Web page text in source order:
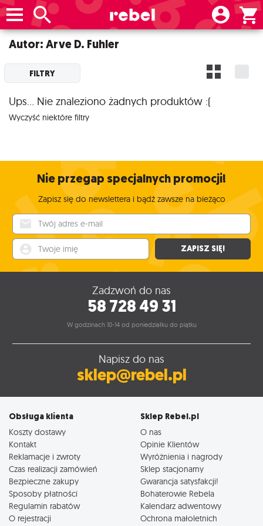
Autor: Arve D. Fuhler
FILTRY
Ups... Nie znaleziono żadnych produktów :(
Wyczyść niektóre filtry
Nie przegap specjalnych promocji!
Zapisz się do newslettera i bądź zawsze na bieżąco
ZAPISZ SIĘ!
Zadzwoń do nas
58 728 49 31
W godzinach 10-14 od poniedziałku do piątku
Napisz do nas
sklep@rebel.pl
Obsługa klienta
Koszty dostawy
Kontakt
Reklamacje i zwroty
Czas realizacji zamówień
Bezpieczne zakupy
Sposoby płatności
Regulamin rabatów
O rejestracji
Sklep Rebel.pl
O nas
Opinie Klientów
Wyróżnienia i nagrody
Sklep stacjonarny
Gwarancja satysfakcji!
Bohaterowie Rebela
Kalendarz adwentowy
Ochrona małoletnich